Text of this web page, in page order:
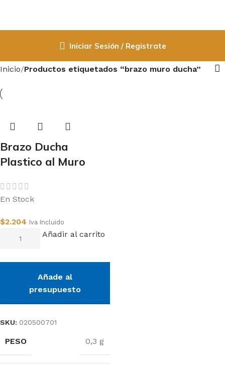
Iniciar Sesión / Registrate
Inicio Productos etiquetados “brazo muro ducha”
Brazo Ducha
Plastico al Muro
En Stock
$2.204 Iva Incluido
Añadir al carrito
Añade al
presupuesto
SKU: 020500701
PESO 0,3 g